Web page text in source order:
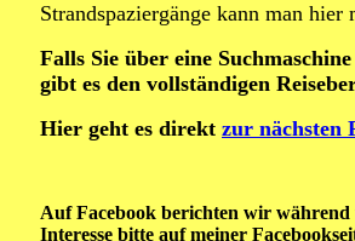
Strandspaziergänge kann man hier
Falls Sie über eine
gibt es den vollständigen
Hier geht es direkt zur nächsten
Auf Facebook berichten wir
Interesse bitte auf meiner